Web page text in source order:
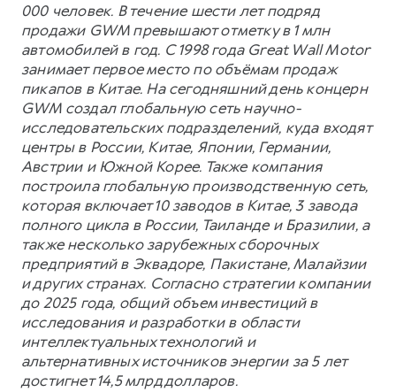
000 человек. В течение шести лет подряд
продажи GWM превышают отметку в 1 млн
автомобилей в год. С 1998 года Great Wall Motor
занимает первое место по объёмам продаж
пикапов в Китае. На сегодняшний день концерн
GWM создал глобальную сеть научно-
исследовательских подразделений, куда входят
центры в России, Китае, Японии, Германии,
Австрии и Южной Корее. Также компания
построила глобальную производственную сеть,
которая включает 10 заводов в Китае, 3 завода
полного цикла в России, Таиланде и Бразилии, а
также несколько зарубежных сборочных
предприятий в Эквадоре, Пакистане, Малайзии
и других странах. Согласно стратегии компании
до 2025 года, общий объем инвестиций в
исследования и разработки в области
интеллектуальных технологий и
альтернативных источников энергии за 5 лет
достигнет 14,5 млрд долларов.